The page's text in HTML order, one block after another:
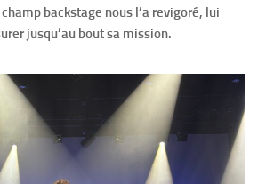
backstage nous l’a revigoré, lui
jusqu’au bout sa mission.